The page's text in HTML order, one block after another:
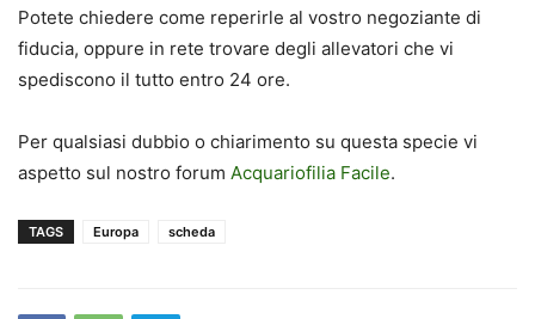
Potete chiedere come reperirle al vostro negoziante di
fiducia, oppure in rete trovare degli allevatori che vi
spediscono il tutto entro 24 ore.
Per qualsiasi dubbio o chiarimento su questa specie vi
aspetto sul nostro forum Acquariofilia Facile.
TAGS Europa scheda